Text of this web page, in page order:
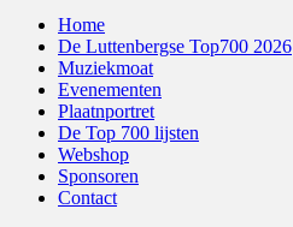
Home
De Luttenbergse Top700 2026
Muziekmoat
Evenementen
Plaatnportret
De Top 700 lijsten
Webshop
Sponsoren
Contact